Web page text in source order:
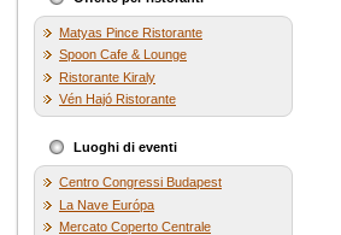
Matyas Pince Ristorante
Spoon Cafe & Lounge
Ristorante Kiraly
Vén Hajó Ristorante
Luoghi di eventi
Centro Congressi Budapest
La Nave Európa
Mercato Coperto Centrale